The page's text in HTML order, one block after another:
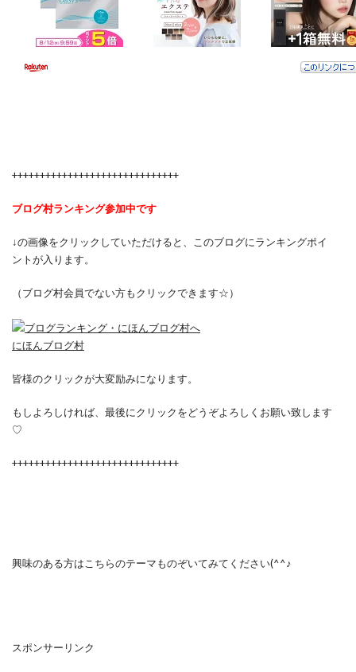
++++++++++++++++++++++++++++++
ブログ村ランキング参加中です
↓の画像をクリックしていただけると、このブログにランキングポイ
ントが入ります。
（ブログ村会員でない方もクリックできます☆）
にほんブログ村
皆様のクリックが大変励みになります。
もしよろしければ、最後にクリックをどうぞよろしくお願い致します
♡
++++++++++++++++++++++++++++++
興味のある方はこちらのテーマものぞいてみてください(^^♪
スポンサーリンク